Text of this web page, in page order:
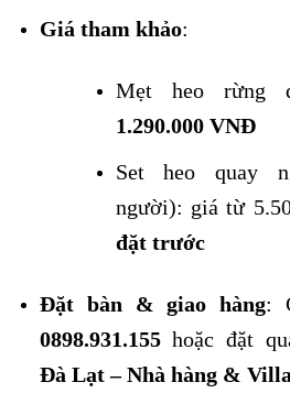
Giá tham khảo:
Mẹt heo rừng
1.290.000 VNĐ
Set heo quay
người): giá từ
đặt trước
Đặt bàn & giao hàng:
0898.931.155hoặc đặt
Đà Lạt – Nhà hàng & Villa